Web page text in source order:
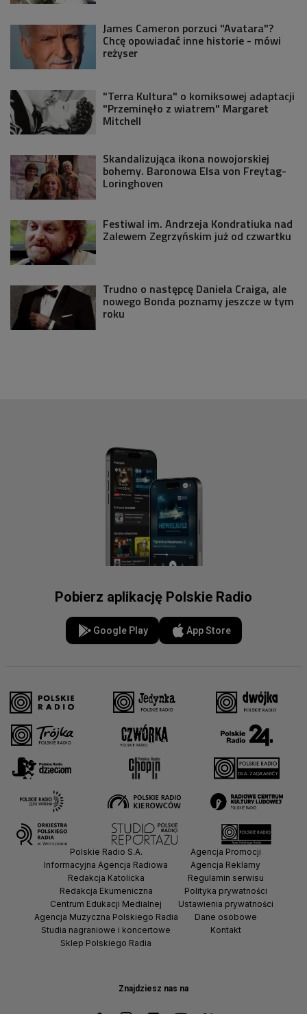
James Cameron porzuci "Avatara"?
Chcę opowiadać inne historie - mówi
reżyser
"Terra Kultura" o komiksowej adaptacji
"Przeminęło z wiatrem" Margaret
Mitchell
Skandalizująca ikona nowojorskiej
bohemy. Baronowa Elsa von Freytag-
Loringhoven
Festiwal im. Andrzeja Kondratiuka nad
Zalewem Zegrzyńskim już od czwartku
Trudno o następcę Daniela Craiga, ale
nowego Bonda poznamy jeszcze w tym
roku
Pobierz aplikację Polskie Radio
Google Play App Store
Znajdziesz nas na
Polskie Radio S.A.
Informacyjna Agencja Radiowa
Redakcja Katolicka
Redakcja Ekumeniczna
Centrum Edukacji Medialnej
Agencja Muzyczna Polskiego Radia
Studia nagraniowe i koncertowe
Sklep Polskiego Radia
Agencja Promocji
Agencja Reklamy
Regulamin serwisu
Polityka prywatności
Ustawienia prywatności
Dane osobowe
Kontakt